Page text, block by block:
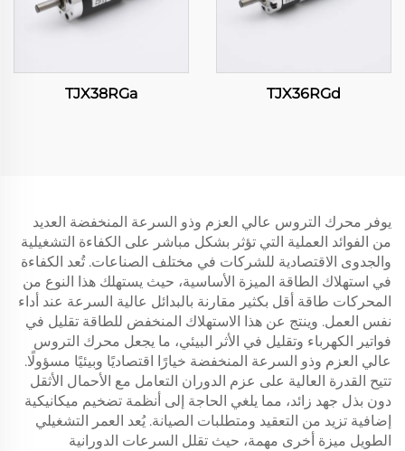
TJX36RGd
TJX38RGa
يوفر محرك التروس عالي العزم وذو السرعة المنخفضة العديد
من الفوائد العملية التي تؤثر بشكل مباشر على الكفاءة التشغيلية
والجدوى الاقتصادية للشركات في مختلف الصناعات. تُعد الكفاءة
في استهلاك الطاقة الميزة الأساسية، حيث يستهلك هذا النوع من
المحركات طاقة أقل بكثير مقارنة بالبدائل عالية السرعة عند أداء
نفس العمل. وينتج عن هذا الاستهلاك المنخفض للطاقة تقليل في
فواتير الكهرباء وتقليل في الأثر البيئي، ما يجعل محرك التروس
عالي العزم وذو السرعة المنخفضة خيارًا اقتصاديًا وبيئيًا مسؤولًا.
تتيح القدرة العالية على عزم الدوران التعامل مع الأحمال الأثقل
دون بذل جهد زائد، مما يلغي الحاجة إلى أنظمة تضخيم ميكانيكية
إضافية تزيد من التعقيد ومتطلبات الصيانة. يُعد العمر التشغيلي
الطويل ميزة أخرى مهمة، حيث تقلل السرعات الدورانية